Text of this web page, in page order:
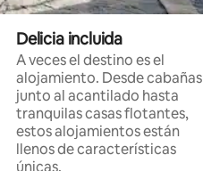
Delicia incluida
A veces el destino es el
alojamiento. Desde cabañas
junto al acantilado hasta
tranquilas casas flotantes,
estos alojamientos están
llenos de características
únicas.